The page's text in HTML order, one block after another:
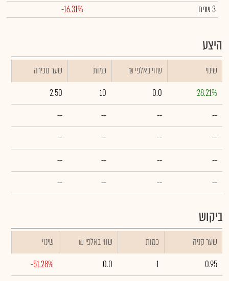
3 שנים
-16.31%
היצע
שינוי ₪ שווי באלפי כמות
שער מכירה
28.21%
0.0
10
2.50
--
--
--
--
--
--
--
--
--
--
--
--
--
--
--
--
ביקוש
שער קניה כמות ₪ שווי באלפי
שינוי
0.95
1
0.0
-51.28%